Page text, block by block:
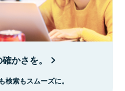
かさを。
索もスムーズに。